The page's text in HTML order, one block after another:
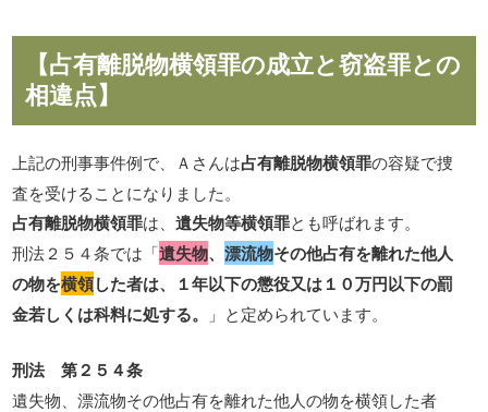
【占有離脱物横領罪の成立と窃盗罪との
相違点】
上記の刑事事件例で、Ａさんは占有離脱物横領罪の容疑で捜
査を受けることになりました。
占有離脱物横領罪は、遺失物等横領罪とも呼ばれます。
刑法２５４条では「遺失物、漂流物その他占有を離れた他人
の物を横領した者は、１年以下の懲役又は１０万円以下の罰
金若しくは科料に処する。
」と定められています。
刑法 第２５４条
遺失物、漂流物その他占有を離れた他人の物を横領した者